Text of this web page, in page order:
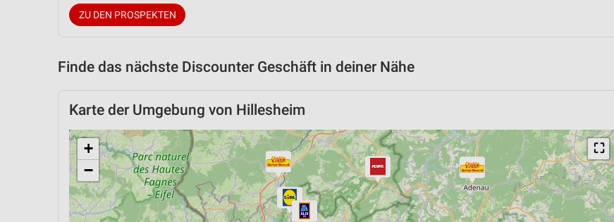
ZU DEN PROSPEKTEN
Finde das nächste Discounter Geschäft in deiner Nähe
Karte der Umgebung von Hillesheim
⛶
+
−